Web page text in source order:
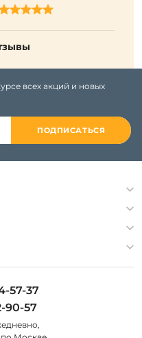
всех акций и новых
ПОДПИСАТЬСЯ
57-37
90-57